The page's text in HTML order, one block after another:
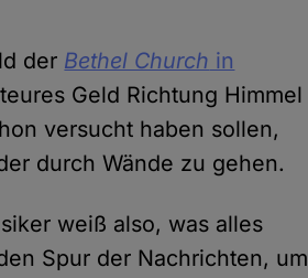
der Bethel Church in
Geld Richtung Himmel
versucht haben sollen,
durch Wände zu gehen.
weiß also, was alles
Spur der Nachrichten, um